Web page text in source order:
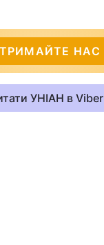
НАС
УНІАН в Viber